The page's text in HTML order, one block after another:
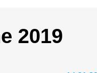
2019